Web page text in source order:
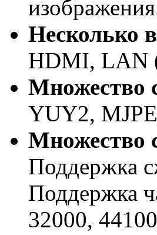
Несколько
HDMI, LAN
Множество
YUY2,
Множество
Поддержка
Поддержка
32000,